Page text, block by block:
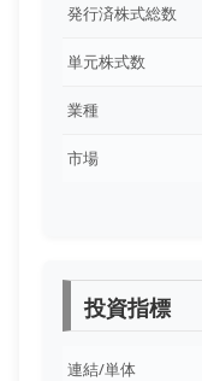
発行済株式総数
単元株式数
業種
市場
投資指標
連結/単体